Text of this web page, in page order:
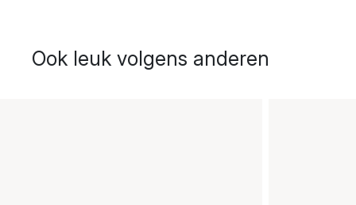
Ook leuk volgens anderen